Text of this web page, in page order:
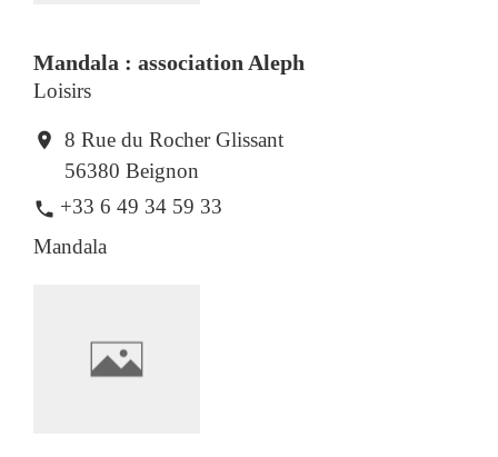
Mandala : association Aleph
Loisirs
location_on 8 Rue du Rocher Glissant
56380 Beignon
phone +33 6 49 34 59 33
Mandala